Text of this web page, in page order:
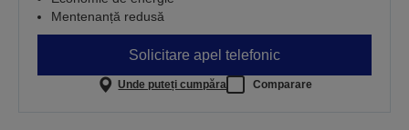
Mentenanță redusă
Solicitare apel telefonic
Unde puteți cumpăra Comparare